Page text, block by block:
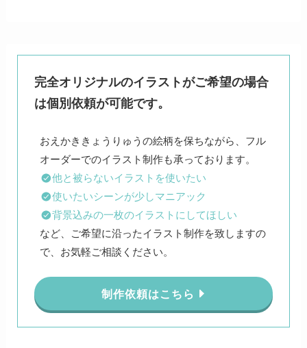
完全オリジナルのイラストがご希望の場合
は個別依頼が可能です。
おえかききょうりゅうの絵柄を保ちながら、フル
他と被らないイラストを使いたい
使いたいシーンが少しマニアック
背景込みの一枚のイラストにしてほしい
など、ご希望に沿ったイラスト制作を致しますの
で、お気軽ご相談ください。
制作依頼はこちら